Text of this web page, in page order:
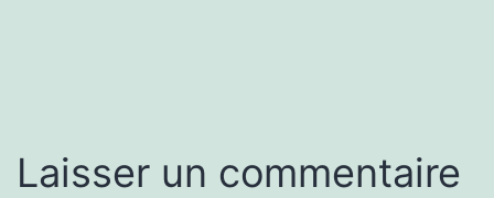
Laisser un commentaire